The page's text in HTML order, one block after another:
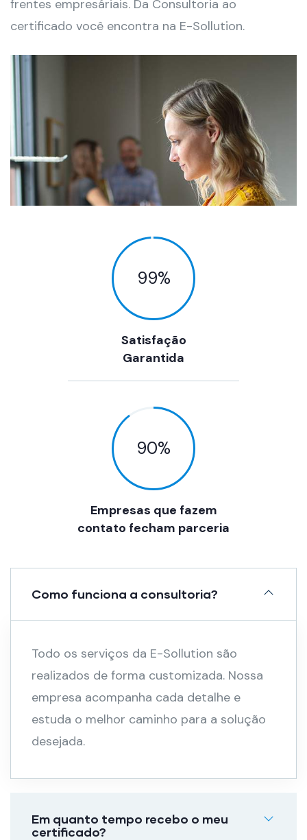
frentes empresáriais. Da Consultoria ao
certificado você encontra na E-Sollution.
99%
Satisfação
Garantida
90%
Empresas que fazem
contato fecham parceria
Como funciona a consultoria?
Todo os serviços da E-Sollution são
realizados de forma customizada. Nossa
empresa acompanha cada detalhe e
estuda o melhor caminho para a solução
desejada.
Em quanto tempo recebo o meu
certificado?